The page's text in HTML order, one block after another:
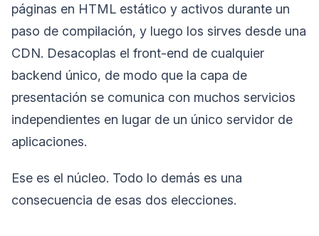
páginas en HTML estático y activos durante un
paso de compilación, y luego los sirves desde una
CDN. Desacoplas el front-end de cualquier
backend único, de modo que la capa de
presentación se comunica con muchos servicios
independientes en lugar de un único servidor de
aplicaciones.
Ese es el núcleo. Todo lo demás es una
consecuencia de esas dos elecciones.